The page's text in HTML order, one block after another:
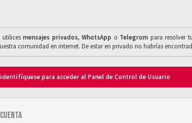
mensajes privados,WhαtsApp o Telegrαm para resolver
comunidad en internet. De estar en privado no habrías
para acceder al Panel de Control de Usuario